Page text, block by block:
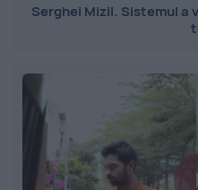
Serghei Mizil. Sistemul a